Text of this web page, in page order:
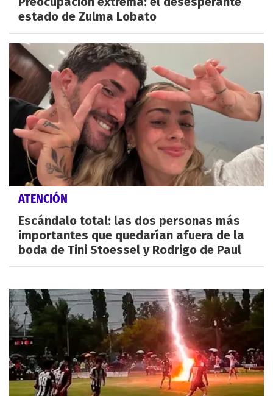
estado de Zulma Lobato
ATENCIÓN
Escándalo total: las dos personas más
importantes que quedarían afuera de la
boda de Tini Stoessel y Rodrigo de Paul